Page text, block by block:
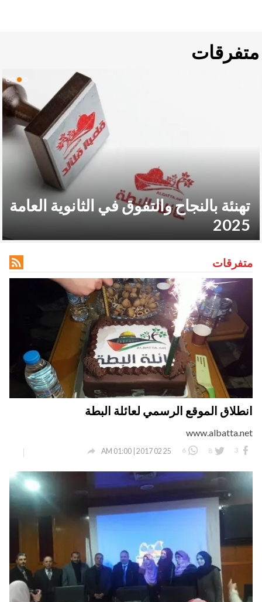
متفرقات
تهنئة بالنجاح والتفوق في الثانوية العامة
2025
متفرقات 
انطلاق الموقع الرسمي لعائلة البطة
www.albatta.net
3
8
6
25 02 2017 | 01:00 AM
